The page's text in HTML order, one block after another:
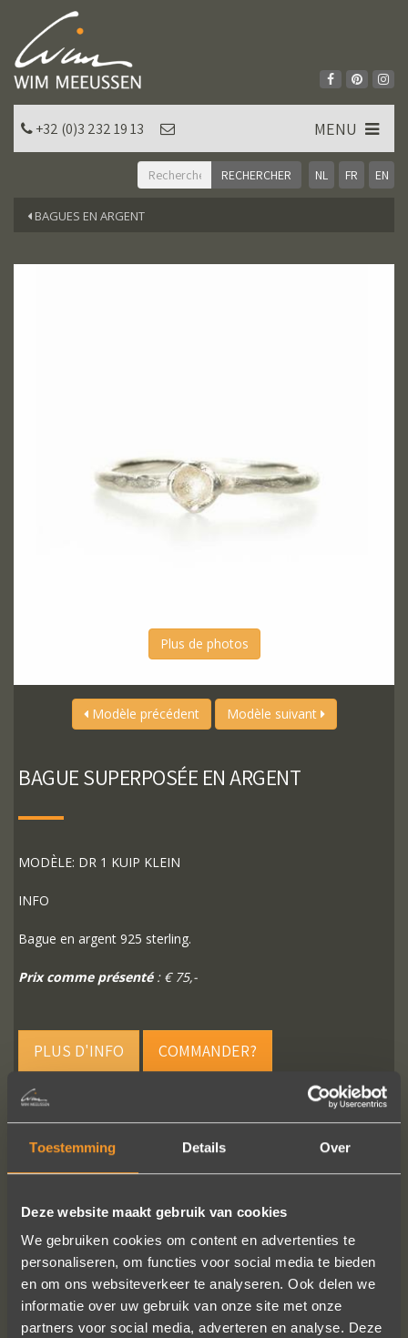
Toestemming Details Over
Deze website maakt gebruik van cookies
We gebruiken cookies om content en advertenties te
personaliseren, om functies voor social media te bieden
en om ons websiteverkeer te analyseren. Ook delen we
informatie over uw gebruik van onze site met onze
partners voor social media, adverteren en analyse. Deze
NL FR EN
+32 (0)3 232 19 13 MENU
BAGUES EN ARGENT
Plus de photos
Modèle précédent Modèle suivant
BAGUE SUPERPOSÉE EN ARGENT
MODÈLE: DR 1 KUIP KLEIN
INFO
Bague en argent 925 sterling.
Prix comme présenté: € 75,-
PLUS D'INFO COMMANDER?
Wat een vakmanschap! De sierraden